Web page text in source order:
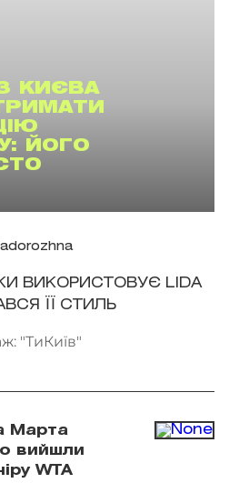
КИЄВА
ЙОГО
ВИКОРИСТОВУЄ LIDA
ЇЇ СТИЛЬ
"ТиКиїв"
Марта
вийшли
WTA